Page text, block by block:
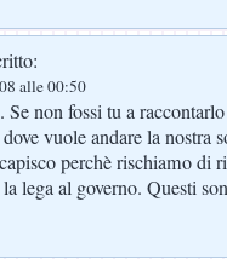
alle 00:50
non fossi tu a
vuole andare la nostra
perchè rischiamo di
lega al governo. Questi